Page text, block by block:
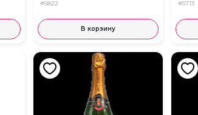
#5822
В корзину
#5713